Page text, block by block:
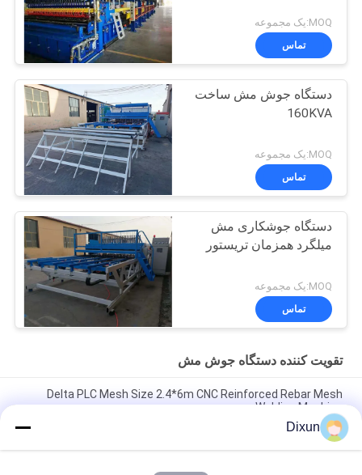
MOQ:یک مجموعه
تماس
دستگاه جوش مش ساخت
160KVA
MOQ:یک مجموعه
تماس
دستگاه جوشکاری مش
میلگرد همزمان تریستور
MOQ:یک مجموعه
تماس
تقویت کننده دستگاه جوش مش
Delta PLC Mesh Size 2.4*6m CNC Reinforced Rebar Mesh
Welding Machine
Mesh Size 200*200mm Mesh Length 12m Concrete
Reinforcing Mesh Welding Machine
Dixun